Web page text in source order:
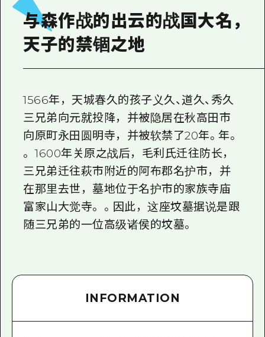
常见问题解答
照片下载
与森作战的出云的战国大名，
天子的禁锢之地
1566年，天城春久的孩子义久、道久、秀久
三兄弟向元就投降，并被隐居在秋高田市
向原町永田圆明寺，并被软禁了20年。年。
。 1600年关原之战后，毛利氏迁往防长，
三兄弟迁往萩市附近的阿布郡名护市，并
在那里去世，墓地位于名护市的家族寺庙
富家山大觉寺。 。因此，这座坟墓据说是跟
随三兄弟的一位高级诸侯的坟墓。
INFORMATION